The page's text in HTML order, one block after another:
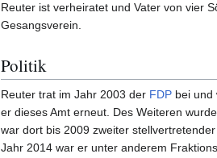
Reuter ist verheiratet und Vater von vier
Gesangsverein.
Politik
Reuter trat im Jahr 2003 der FDP bei und
er dieses Amt erneut. Des Weiteren
war dort bis 2009 zweiter stellvertretender
Jahr 2014 war er unter anderem